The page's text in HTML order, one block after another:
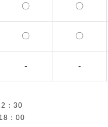
〇 〇
〇 〇
- -
：30
：00